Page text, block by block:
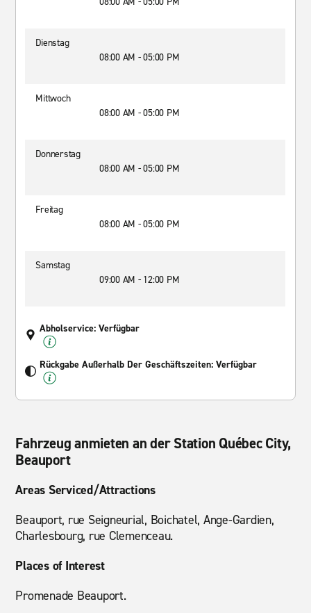
Dienstag
08:00 AM - 05:00 PM
Mittwoch
08:00 AM - 05:00 PM
Donnerstag
08:00 AM - 05:00 PM
Freitag
08:00 AM - 05:00 PM
Samstag
09:00 AM - 12:00 PM
Abholservice: Verfügbar
Rückgabe Außerhalb Der Geschäftszeiten: Verfügbar
Fahrzeug anmieten an der Station Québec City,
Beauport
Areas Serviced/Attractions
Beauport, rue Seigneurial, Boichatel, Ange-Gardien,
Charlesbourg, rue Clemenceau.
Places of Interest
Promenade Beauport.